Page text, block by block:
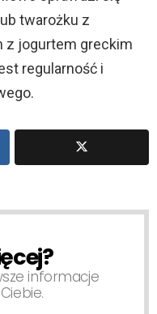
twarożku z
z jogurtem greckim
regularność i
informacje